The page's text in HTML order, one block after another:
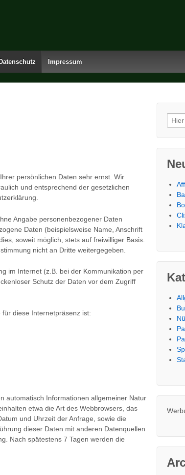
Datenschutz Impressum
persönlichen Daten sehr ernst. Wir
und entsprechend der gesetzlichen
Angabe personenbezogener Daten
Daten (beispielsweise Name, Anschrift
soweit möglich, stets auf freiwilliger Basis.
nicht an Dritte weitergegeben.
im Internet (z.B. bei der Kommunikation per
Schutz der Daten vor dem Zugriff
diese Internetpräsenz ist:
automatisch Informationen allgemeiner Natur
etwa die Art des Webbrowsers, das
und Uhrzeit der Anfrage, sowie die
dieser Daten mit anderen Datenquellen
Nach spätestens 7 Tagen werden die